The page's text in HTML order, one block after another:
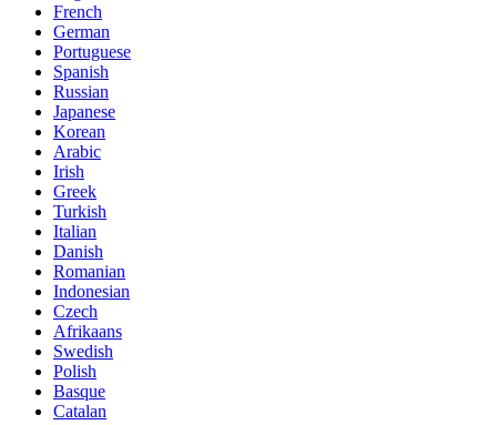
French
German
Portuguese
Spanish
Russian
Japanese
Korean
Arabic
Irish
Greek
Turkish
Italian
Danish
Romanian
Indonesian
Czech
Afrikaans
Swedish
Polish
Basque
Catalan